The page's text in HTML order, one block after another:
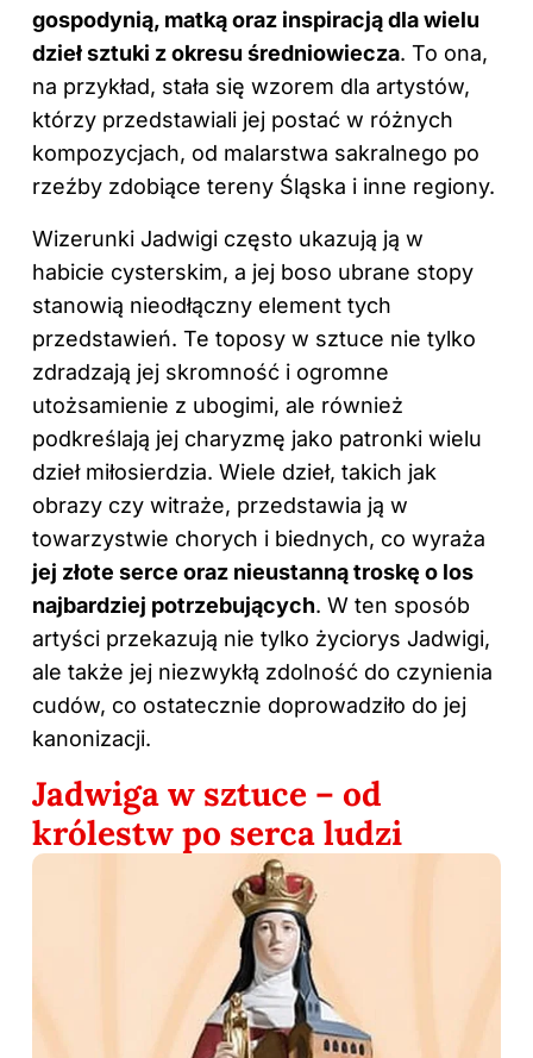
gospodynią, matką oraz inspiracją dla wielu
dzieł sztuki z okresu średniowiecza. To ona,
na przykład, stała się wzorem dla artystów,
którzy przedstawiali jej postać w różnych
kompozycjach, od malarstwa sakralnego po
rzeźby zdobiące tereny Śląska i inne regiony.
Wizerunki Jadwigi często ukazują ją w
habicie cysterskim, a jej boso ubrane stopy
stanowią nieodłączny element tych
przedstawień. Te toposy w sztuce nie tylko
zdradzają jej skromność i ogromne
utożsamienie z ubogimi, ale również
podkreślają jej charyzmę jako patronki wielu
dzieł miłosierdzia. Wiele dzieł, takich jak
obrazy czy witraże, przedstawia ją w
towarzystwie chorych i biednych, co wyraża
jej złote serce oraz nieustanną troskę o los
najbardziej potrzebujących. W ten sposób
artyści przekazują nie tylko życiorys Jadwigi,
ale także jej niezwykłą zdolność do czynienia
cudów, co ostatecznie doprowadziło do jej
kanonizacji.
Jadwiga w sztuce – od
królestw po serca ludzi